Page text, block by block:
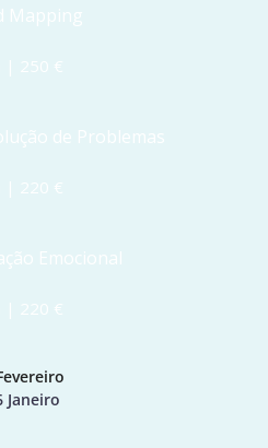
Mapping
| 250 €
de Problemas
| 220 €
Emocional
| 220 €
Janeiro